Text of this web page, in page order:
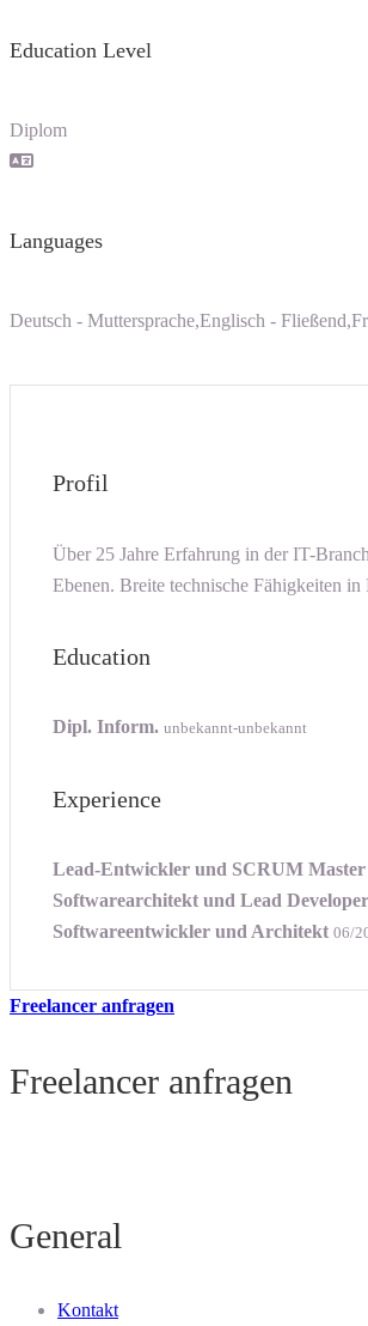
Education Level
Diplom
Languages
Deutsch - Muttersprache,Englisch -
Profil
Über 25 Jahre Erfahrung in der IT-
Ebenen. Breite technische Fähigkeiten
Education
Dipl. Inform. unbekannt-unbekannt
Experience
Lead-Entwickler und SCRUM Master
Softwarearchitekt und Lead Developer
Softwareentwickler und Architekt 06/
Freelancer anfragen
Freelancer anfragen
General
Kontakt